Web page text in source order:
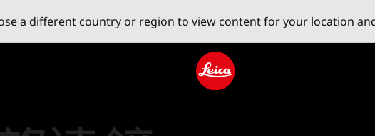
a different country or region to view content for your location